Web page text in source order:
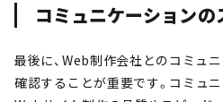
コミュニケーションの
最後に、Web制作会社とのコミュ
確認することが重要です。コミュ